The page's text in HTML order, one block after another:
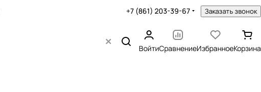
+7 (861) 203-39-67 Заказать звонок
ВойтиСравнениеИзбранноеКорзина